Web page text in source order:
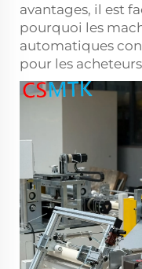
avantages, il est
pourquoi les
automatiques
pour les